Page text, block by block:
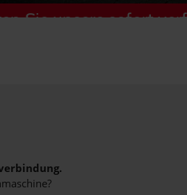
Sie unsere sofort